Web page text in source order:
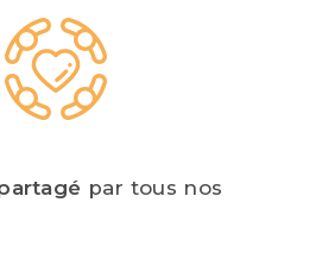
par tous nos